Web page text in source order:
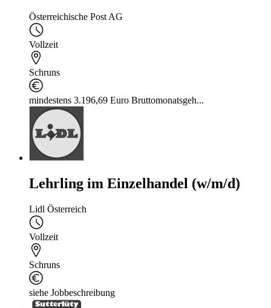
Österreichische Post AG
Vollzeit
Schruns
mindestens 3.196,69 Euro Bruttomonatsgeh...
Lehrling im Einzelhandel (w/m/d)
Lidl Österreich
Vollzeit
Schruns
siehe Jobbeschreibung